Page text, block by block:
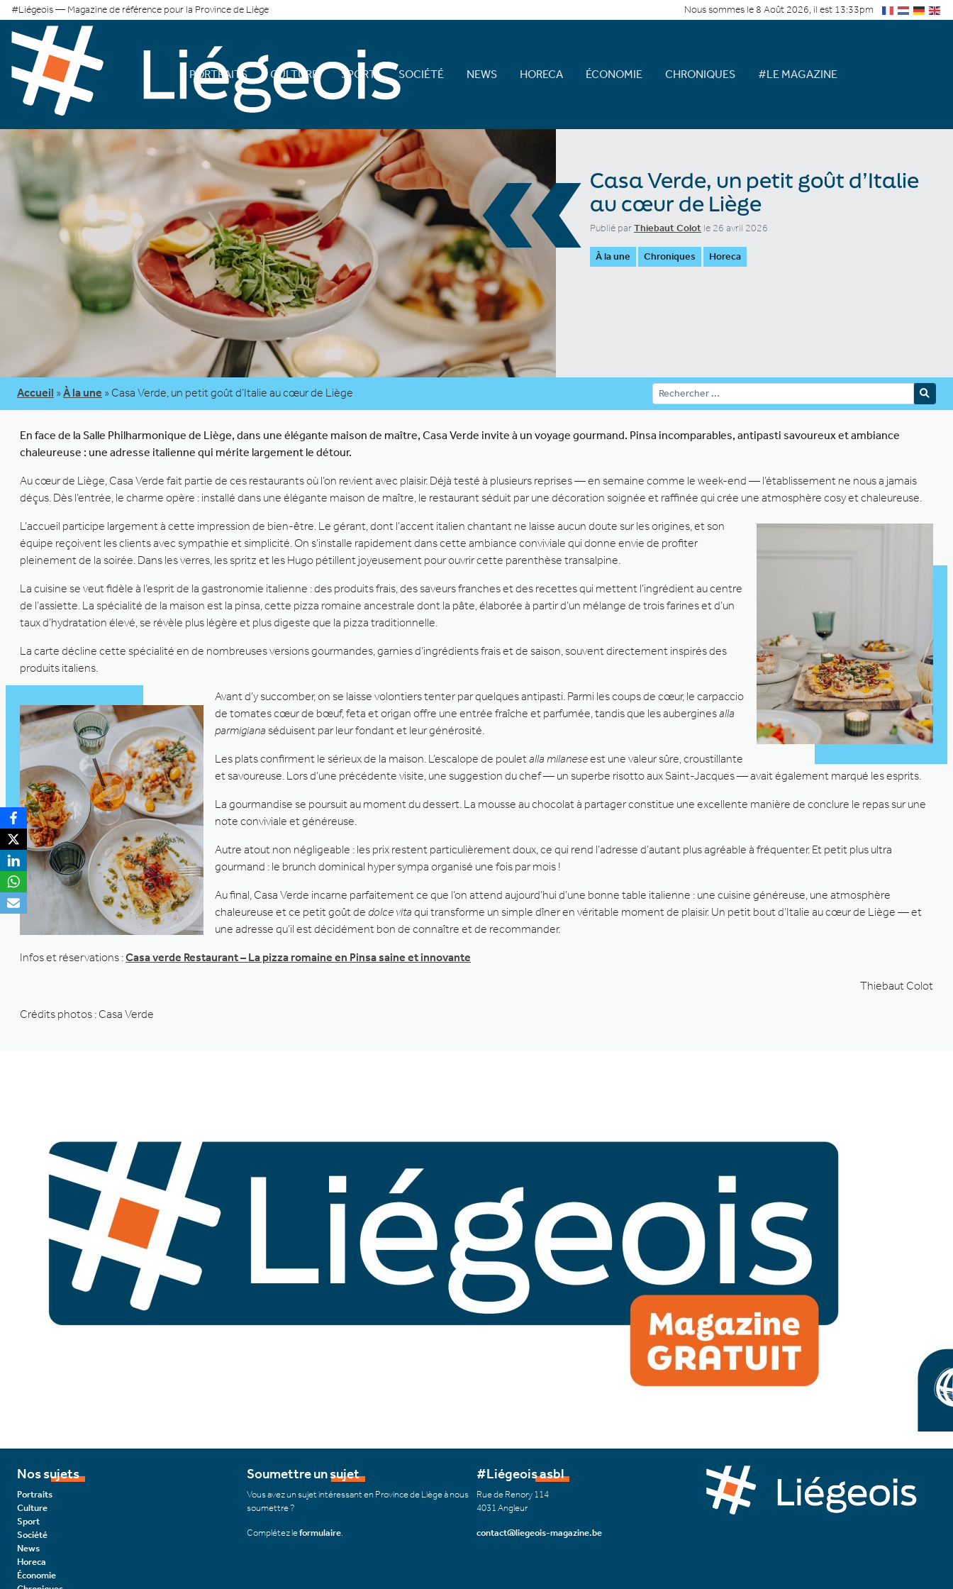
#Liégeois — Magazine de référence pour la Province de Liège Nous sommes le 8 Août 2026, il est 13:33pm
PORTRAITS CULTURE SPORT SOCIÉTÉ NEWS HORECA ÉCONOMIE CHRONIQUES #LE MAGAZINE
«Casa Verde, un petit goût d’Italie
au cœur de Liège
Publié parThiebaut Colot le 26 avril 2026
À la une Chroniques Horeca
Accueil » À la une » Casa Verde, un petit goût d’Italie au cœur de Liège
En face de la Salle Philharmonique de Liège, dans une élégante maison de maître, Casa Verde invite à un voyage gourmand. Pinsa incomparables, antipasti savoureux et ambiance
chaleureuse : une adresse italienne qui mérite largement le détour.
Au cœur de Liège, Casa Verde fait partie de ces restaurants où l’on revient avec plaisir. Déjà testé à plusieurs reprises — en semaine comme le week-end — l’établissement ne nous a jamais
déçus. Dès l’entrée, le charme opère : installé dans une élégante maison de maître, le restaurant séduit par une décoration soignée et raffinée qui crée une atmosphère cosy et chaleureuse.
L’accueil participe largement à cette impression de bien-être. Le gérant, dont l’accent italien chantant ne laisse aucun doute sur les origines, et son
équipe reçoivent les clients avec sympathie et simplicité. On s’installe rapidement dans cette ambiance conviviale qui donne envie de profiter
pleinement de la soirée. Dans les verres, les spritz et les Hugo pétillent joyeusement pour ouvrir cette parenthèse transalpine.
La cuisine se veut fidèle à l’esprit de la gastronomie italienne : des produits frais, des saveurs franches et des recettes qui mettent l’ingrédient au centre
de l’assiette. La spécialité de la maison est la pinsa, cette pizza romaine ancestrale dont la pâte, élaborée à partir d’un mélange de trois farines et d’un
taux d’hydratation élevé, se révèle plus légère et plus digeste que la pizza traditionnelle.
La carte décline cette spécialité en de nombreuses versions gourmandes, garnies d’ingrédients frais et de saison, souvent directement inspirés des
produits italiens.
Avant d’y succomber, on se laisse volontiers tenter par quelques antipasti. Parmi les coups de cœur, le carpaccio
de tomates cœur de bœuf, feta et origan offre une entrée fraîche et parfumée, tandis que les auberginesalla
parmigiana séduisent par leur fondant et leur générosité.
Les plats confirment le sérieux de la maison. L’escalope de pouletalla milaneseest une valeur sûre, croustillante
et savoureuse. Lors d’une précédente visite, une suggestion du chef — un superbe risotto aux Saint-Jacques — avait également marqué les esprits.
La gourmandise se poursuit au moment du dessert. La mousse au chocolat à partager constitue une excellente manière de conclure le repas sur une
note conviviale et généreuse.
Autre atout non négligeable : les prix restent particulièrement doux, ce qui rend l’adresse d’autant plus agréable à fréquenter. Et petit plus ultra
gourmand : le brunch dominical hyper sympa organisé une fois par mois !
Au final, Casa Verde incarne parfaitement ce que l’on attend aujourd’hui d’une bonne table italienne : une cuisine généreuse, une atmosphère
chaleureuse et ce petit goût de dolce vita qui transforme un simple dîner en véritable moment de plaisir. Un petit bout d’Italie au cœur de Liège — et
une adresse qu’il est décidément bon de connaître et de recommander.
Infos et réservations :Casa verde Restaurant – La pizza romaine en Pinsa saine et innovante
Thiebaut Colot
Crédits photos : Casa Verde
Nos sujets
Portraits
Culture
Sport
Société
News
Horeca
Économie
Soumettre un sujet
Vous avez un sujet intéressant en Province de Liège à nous
soumettre ?
Complétez leformulaire
#Liégeois asbl
Rue de Renory 114
4031 Angleur
contact@liegeois-magazine.be